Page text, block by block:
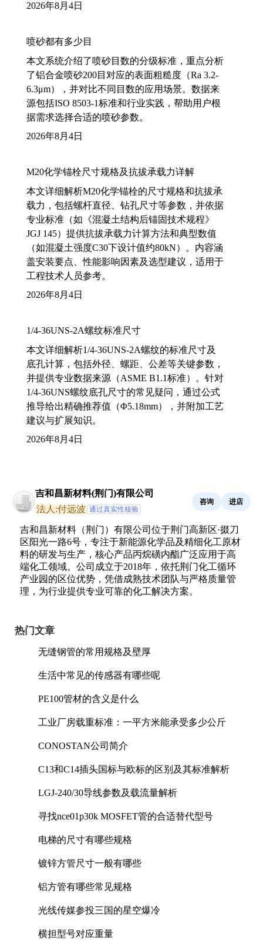
2026年8月4日
喷砂都有多少目
本文系统介绍了喷砂目数的分级标准，重点分析
了铝合金喷砂200目对应的表面粗糙度（Ra 3.2-
6.3μm），并对比不同目数的应用场景。数据来
源包括ISO 8503-1标准和行业实践，帮助用户根
据需求选择合适的喷砂参数。
2026年8月4日
M20化学锚栓尺寸规格及抗拔承载力详解
本文详细解析M20化学锚栓的尺寸规格和抗拔承
载力，包括螺杆直径、钻孔尺寸等参数，并依据
专业标准（如《混凝土结构后锚固技术规程》
JGJ 145）提供抗拔承载力计算方法和典型数值
（如混凝土强度C30下设计值约80kN）。内容涵
盖安装要点、性能影响因素及选型建议，适用于
工程技术人员参考。
2026年8月4日
1/4-36UNS-2A螺纹标准尺寸
本文详细解析1/4-36UNS-2A螺纹的标准尺寸及
底孔计算，包括外径、螺距、公差等关键参数，
并提供专业数据来源（ASME B1.1标准）。针对
1/4-36UNS螺纹底孔尺寸的常见疑问，通过公式
推导给出精确推荐值（Φ5.18mm），并附加工艺
建议与扩展知识。
2026年8月4日
吉和昌新材料(荆门)有限公司
法人:付远波 通过真实性核验
咨询 进店
吉和昌新材料（荆门）有限公司位于荆门高新区·掇刀
区阳光一路6号，专注于新能源化学品及精细化工原材
料的研发与生产，核心产品丙烷磺内酯广泛应用于高
端化工领域。公司成立于2018年，依托荆门化工循环
产业园的区位优势，凭借成熟技术团队与严格质量管
理，为行业提供专业可靠的化工解决方案。
热门文章
无缝钢管的常用规格及壁厚
生活中常见的传感器有哪些呢
PE100管材的含义是什么
工业厂房载重标准：一平方米能承受多少公斤
CONOSTAN公司简介
C13和C14插头国标与欧标的区别及其标准解析
LGJ-240/30导线参数及载流量解析
寻找nce01p30k MOSFET管的合适替代型号
电梯的尺寸有哪些规格
镀锌方管尺寸一般有哪些
铝方管有哪些常见规格
光线传媒参投三国的星空爆冷
横担型号对应重量